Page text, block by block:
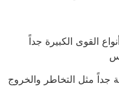
القوى الكبيرة جداً
جداً مثل التخاطر والخروج